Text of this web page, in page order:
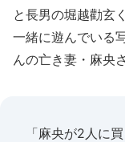
と長男の堀越勸玄
一緒に遊んでいる
んの亡き妻・麻央
「麻央が2人に